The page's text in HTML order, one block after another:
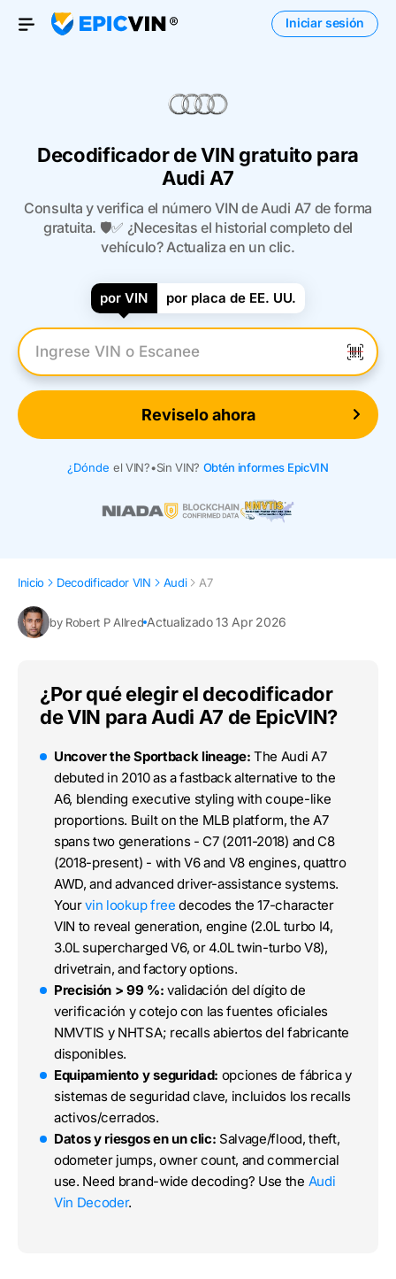
Open Menu
Iniciar sesión
Decodificador de VIN gratuito para
Audi A7
Consulta y verifica el número VIN de Audi A7 de forma
gratuita. 🛡️✅ ¿Necesitas el historial completo del
vehículo? Actualiza en un clic.
por VIN por placa de EE. UU.
Introduzca el VIN
Reviselo ahora
¿Dónde el VIN?•Sin VIN? Obtén informes EpicVIN
Inicio Decodificador VIN Audi A7
by Robert P Allred Actualizado 13 Apr 2026
¿Por qué elegir el decodificador
de VIN para Audi A7 de EpicVIN?
Uncover the Sportback lineage: The Audi A7
debuted in 2010 as a fastback alternative to the
A6, blending executive styling with coupe-like
proportions. Built on the MLB platform, the A7
spans two generations - C7 (2011-2018) and C8
(2018-present) - with V6 and V8 engines, quattro
AWD, and advanced driver-assistance systems.
Yourvin lookup free decodes the 17-character
VIN to reveal generation, engine (2.0L turbo I4,
3.0L supercharged V6, or 4.0L twin-turbo V8),
drivetrain, and factory options.
Precisión > 99 %: validación del dígito de
verificación y cotejo con las fuentes oficiales
NMVTIS y NHTSA; recalls abiertos del fabricante
disponibles.
Equipamiento y seguridad: opciones de fábrica y
sistemas de seguridad clave, incluidos los recalls
activos/cerrados.
Datos y riesgos en un clic: Salvage/flood, theft,
odometer jumps, owner count, and commercial
use. Need brand-wide decoding? Use the Audi
Vin Decoder.